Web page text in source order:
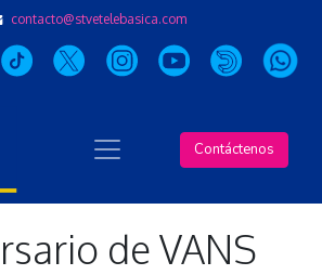
contacto@stvetelebasica.com
Contáctenos
de VANS